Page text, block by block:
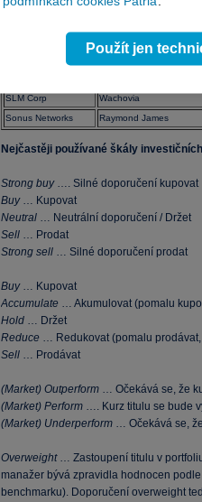
Smith Barney Citigroup
SLM Corp
Wachovia
Sonus Networks
Raymond James
Nejčastěji používané škály
Strong buy …. Silné doporučení kupovat
Buy… Kupovat
Neutral … Neutrální doporučení / Držet
Sell … Prodat
Strong sell … Silné doporučení prodat
Buy… Kupovat
Accumulate … Akumulovat (pomalu
Hold … Držet
Reduce … Redukovat (pomalu
Sell … Prodávat
(Market) Outperform … Očekává se, že
(Market) Perform …. Kurz titulu se bude
(Market) Underperform … Očekává se,
Overweight… Zastoupení titulu v
manažer bývá zpravidla hodnocen
benchmarku). Doporučení overweight
Použít jen